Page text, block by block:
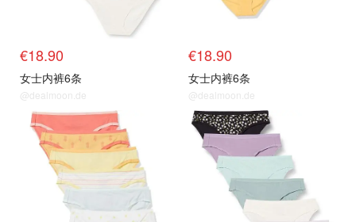
€18.90
女士内裤6条
@dealmoon.de
€18.90
女士内裤6条
@dealmoon.de